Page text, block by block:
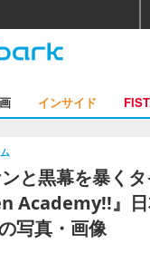
インサイド
と黒幕を暴く
Academy!!』
写真・画像